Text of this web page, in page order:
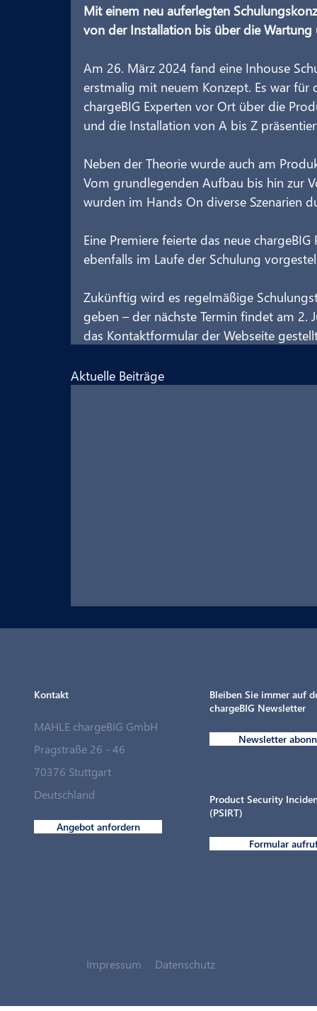
Mit einem neu auferlegten
von der Installation bis über die
Am 26. März 2024 fand eine Inhouse
erstmalig mit neuem Konzept. Es war
chargeBIG Experten vor Ort über die
und die Installation von A bis Z
Neben der Theorie wurde auch am
Vom grundlegenden Aufbau bis hin zur
wurden im Hands On diverse Szenarien
Eine Premiere feierte das neue
ebenfalls im Laufe der Schulung
Zukünftig wird es regelmäßige
geben – der nächste Termin findet am
das Kontaktformular der Webseite
Aktuelle Beiträge
MAHLE chargeBIG schließt strategische
Partnerschaft mit Langmatz Energy
Kontakt
MAHLE chargeBIG GmbH
Pragstraße 26 - 46
70376 Stuttgart
Deutschland
Angebot anfordern
Bleiben Sie immer auf
chargeBIG Newsletter
Newsletter
Product Security
(PSIRT)
Formular
Impressum Datenschutz